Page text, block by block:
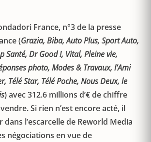
France, n°3 de la presse
(Grazia, Biba, Auto Plus, Sport Auto,
Santé, Dr Good !, Vital, Pleine vie,
photo, Modes & Travaux, l’Ami
Télé Star, Télé Poche, Nous Deux, le
) avec 312.6 millions d’€ de chiffre
Si rien n’est encore acté, il
l’escarcelle de Reworld Media
négociations en vue de